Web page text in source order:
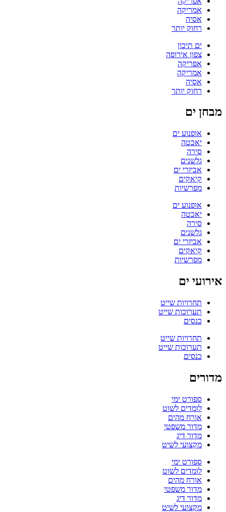
אמריקה
אסיה
רחוק יותר
ים תיכון
צפון אירופה
אפריקה
אמריקה
אסיה
רחוק יותר
מבחן ים
אופנוע ים
יאכטה
סירה
גלשנים
אביזרי ים
קיאקים
מפרשיות
אופנוע ים
יאכטה
סירה
גלשנים
אביזרי ים
קיאקים
מפרשיות
אירועי ים
תחרויות שייט
תערוכות שייט
כנסים
תחרויות שייט
תערוכות שייט
כנסים
מדורים
ספורט ימי
לומדים לשוט
אורח מהים
מדור משפטי
מדור דיג
מקצועי לשיט
ספורט ימי
לומדים לשוט
אורח מהים
מדור משפטי
מדור דיג
מקצועי לשיט